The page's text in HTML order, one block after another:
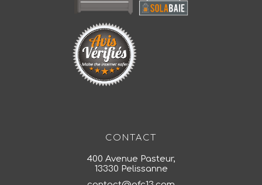
CONTACT
400 Avenue Pasteur,
13330 Pelissanne